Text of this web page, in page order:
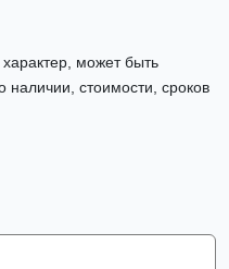
может быть
стоимости, сроков